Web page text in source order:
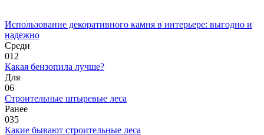
Использование декоративного камня в интерьере: выгодно и
надежно
Среди
012
Какая бензопила лучше?
Для
06
Строительные штыревые леса
Ранее
035
Какие бывают строительные леса